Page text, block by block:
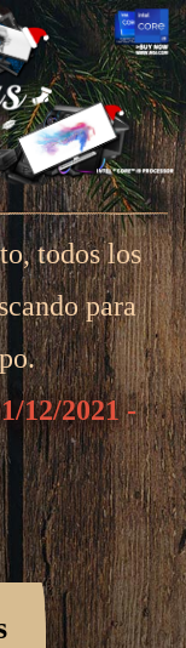
todos los
para
12/2021 -